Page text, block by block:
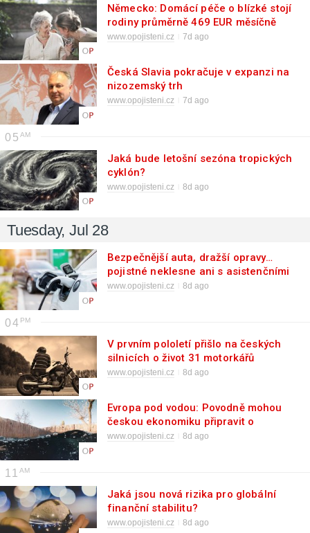
Německo: Domácí péče o blízké stojí
rodiny průměrně 469 EUR měsíčně
www.opojisteni.cz 7d ago
Česká Slavia pokračuje v expanzi na
nizozemský trh
www.opojisteni.cz 7d ago
05
Jaká bude letošní sezóna tropických
cyklón?
www.opojisteni.cz 8d ago
Tuesday, Jul 28
Bezpečnější auta, dražší opravy…
pojistné neklesne ani s asistenčními
systémy
www.opojisteni.cz 8d ago
04
V prvním pololetí přišlo na českých
silnicích o život 31 motorkářů
www.opojisteni.cz 8d ago
Evropa pod vodou: Povodně mohou
českou ekonomiku připravit o
miliardy
www.opojisteni.cz 8d ago
11
Jaká jsou nová rizika pro globální
finanční stabilitu?
www.opojisteni.cz 8d ago